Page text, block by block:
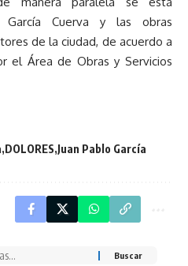
Cuerva y las obras
de la ciudad, de acuerdo a
el Área de Obras y Servicios
DOLORES Juan Pablo García